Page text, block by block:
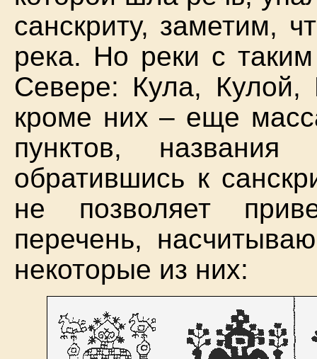
санскриту, заметим,
река. Но реки с
Севере: Кула,
кроме них – еще
пунктов,
обратившись к
не позволяет
перечень,
некоторые из них: